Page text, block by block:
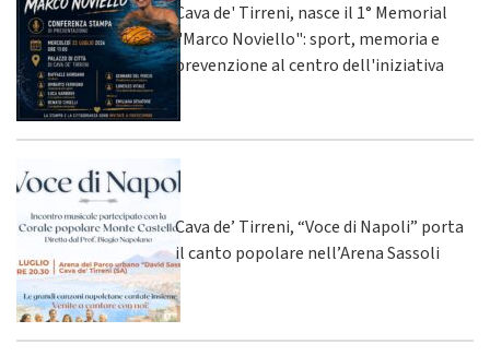
Cava de' Tirreni, nasce il 1° Memorial
"Marco Noviello": sport, memoria e
prevenzione al centro dell'iniziativa
Cava de’ Tirreni, “Voce di Napoli” porta
il canto popolare nell’Arena Sassoli